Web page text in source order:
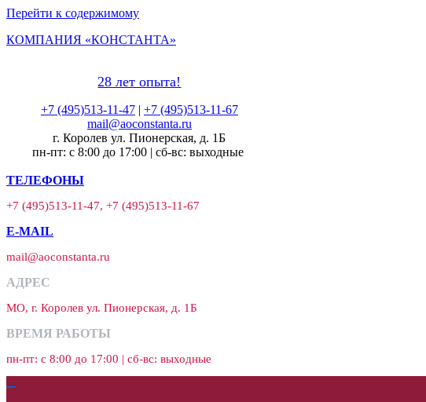
Перейти к содержимому
КОМПАНИЯ «КОНСТАНТА»
28 лет опыта!
+7 (495)513-11-47| +7 (495)513-11-67
mail@aoconstanta.ru
г. Королев ул. Пионерская, д. 1Б
пн-пт: с 8:00 до 17:00 | сб-вс: выходные
ТЕЛЕФОНЫ
+7 (495)513-11-47, +7 (495)513-11-67
E-MAIL
mail@aoconstanta.ru
АДРЕС
МО, г. Королев ул. Пионерская, д. 1Б
ВРЕМЯ РАБОТЫ
пн-пт: с 8:00 до 17:00 | сб-вс: выходные